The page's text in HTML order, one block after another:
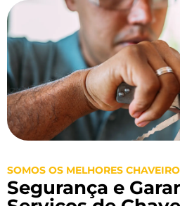
SOMOS OS MELHORES
Segurança e